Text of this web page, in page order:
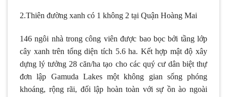
2.Thiên đường xanh có 1 không 2 tại Quận Hoàng Mai
146 ngôi nhà trong công viên được bao bọc bởi tầng lớp
cây xanh trên tổng diện tích 5.6 ha. Kết hợp mật độ xây
dựng lý tưởng 28 căn/ha tạo cho các quý cư dân biệt thự
đơn lập Gamuda Lakes một không gian sống phóng
khoáng, rộng rãi, đối lập hoàn toàn với sự ồn ào ngoài